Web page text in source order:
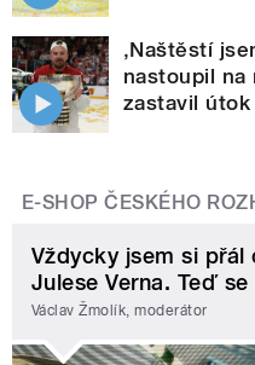
‚Naštěstí
nastoupil na
zastavil útok
E-SHOP ČESKÉHO
Vždycky jsem si
Julese Verna. Teď
Václav Žmolík, moderátor